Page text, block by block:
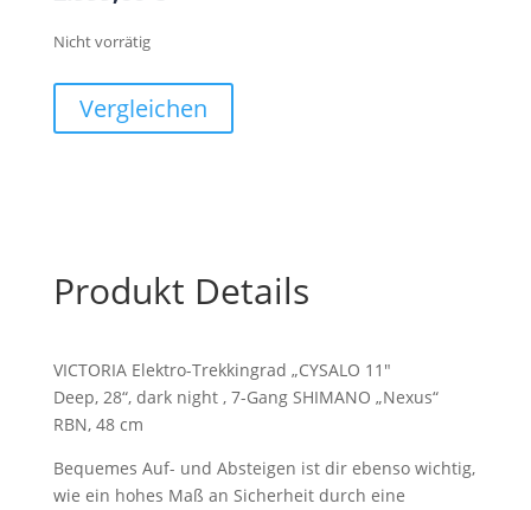
Nicht vorrätig
Vergleichen
Produkt Details
VICTORIA Elektro-Trekkingrad „CYSALO 11″
Deep, 28“, dark night , 7-Gang SHIMANO „Nexus“
RBN, 48 cm
Bequemes Auf- und Absteigen ist dir ebenso wichtig,
wie ein hohes Maß an Sicherheit durch eine